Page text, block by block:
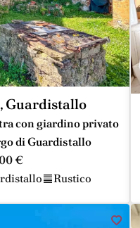
Guardistallo
con giardino privato
di Guardistallo
€
Rustico